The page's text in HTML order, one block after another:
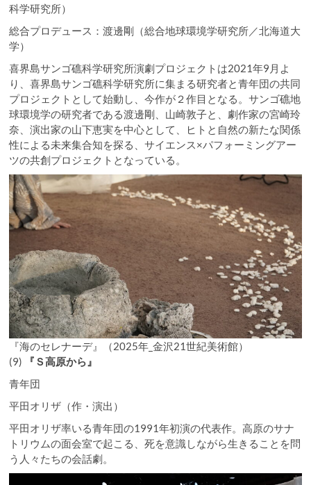
科学研究所）
総合プロデュース：渡邊剛（総合地球環境学研究所／北海道大
学）
喜界島サンゴ礁科学研究所演劇プロジェクトは2021年9月よ
り、喜界島サンゴ礁科学研究所に集まる研究者と青年団の共同
プロジェクトとして始動し、今作が２作目となる。サンゴ礁地
球環境学の研究者である渡邊剛、山崎敦子と、劇作家の宮崎玲
奈、演出家の山下恵実を中心として、ヒトと自然の新たな関係
性による未来集合知を探る、サイエンス×パフォーミングアー
ツの共創プロジェクトとなっている。
『海のセレナーデ』（2025年_金沢21世紀美術館）
(9)
『Ｓ高原から』
青年団
平田オリザ（作・演出）
平田オリザ率いる青年団の1991年初演の代表作。高原のサナ
トリウムの面会室で起こる、死を意識しながら生きることを問
う人々たちの会話劇。